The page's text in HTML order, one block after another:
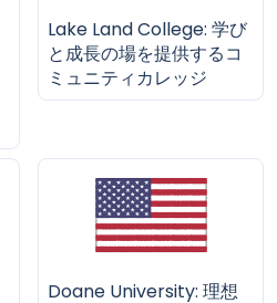
Lake Land College: 学び
と成長の場を提供するコ
ミュニティカレッジ
Doane University: 理想